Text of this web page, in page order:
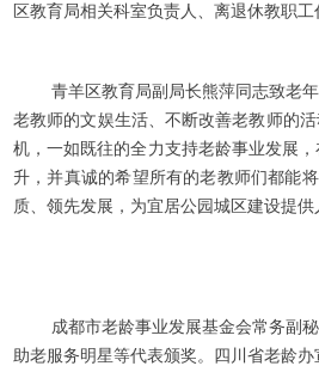
区教育局相关科室负责人、离退休教职
青羊区教育局副局长熊萍同志致老
老教师的文娱生活、不断改善老教师的
机，一如既往的全力支持老龄事业发展
升，并真诚的希望所有的老教师们都能
质、领先发展，为宜居公园城区建设提供
成都市老龄事业发展基金会常务副
助老服务明星等代表颁奖。四川省老龄